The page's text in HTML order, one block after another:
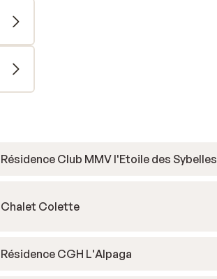
Résidence Club MMV l'Etoile des Sybelles
Chalet Colette
Résidence CGH L'Alpaga